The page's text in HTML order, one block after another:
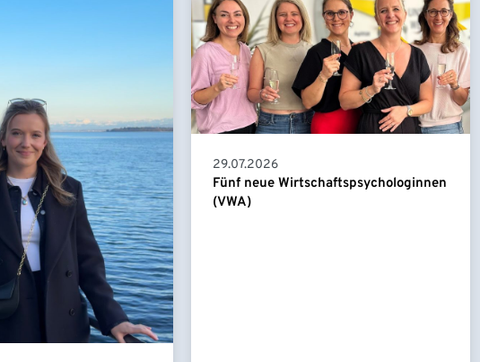
29.07.2026
Fünf neue Wirtschaftspsychologinnen
(VWA)